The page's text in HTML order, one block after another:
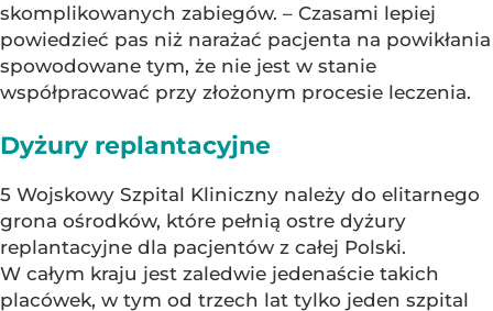
skomplikowanych zabiegów. – Czasami lepiej
powiedzieć pas niż narażać pacjenta na powikłania
spowodowane tym, że nie jest w stanie
współpracować przy złożonym procesie leczenia.
Dyżury replantacyjne
5 Wojskowy Szpital Kliniczny należy do elitarnego
grona ośrodków, które pełnią ostre dyżury
replantacyjne dla pacjentów z całej Polski.
W całym kraju jest zaledwie jedenaście takich
placówek, w tym od trzech lat tylko jeden szpital